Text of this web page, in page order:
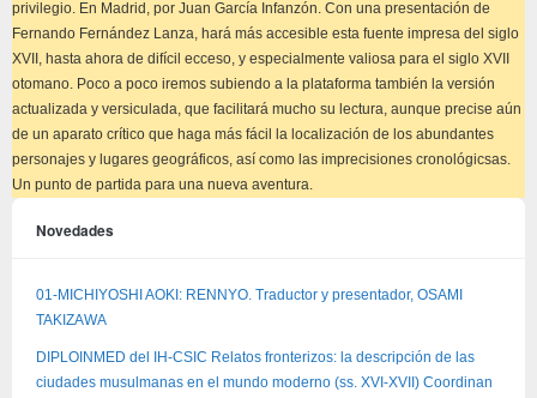
privilegio. En Madrid, por Juan García Infanzón. Con una presentación de
Fernando Fernández Lanza, hará más accesible esta fuente impresa del siglo
XVII, hasta ahora de difícil ecceso, y especialmente valiosa para el siglo XVII
otomano. Poco a poco iremos subiendo a la plataforma también la versión
actualizada y versiculada, que facilitará mucho su lectura, aunque precise aún
de un aparato crítico que haga más fácil la localización de los abundantes
personajes y lugares geográficos, así como las imprecisiones cronológicsas.
Un punto de partida para una nueva aventura.
Novedades
01-MICHIYOSHI AOKI: RENNYO. Traductor y presentador, OSAMI
TAKIZAWA
DIPLOINMED del IH-CSIC Relatos fronterizos: la descripción de las
ciudades musulmanas en el mundo moderno (ss. XVI-XVII) Coordinan